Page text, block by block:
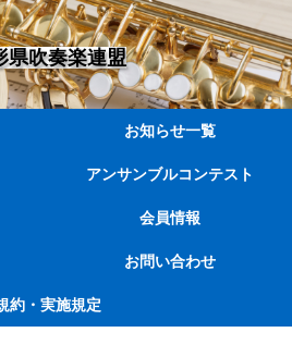
県吹奏楽連盟
お知らせ一覧
アンサンブルコンテスト
会員情報
お問い合わせ
約・実施規定